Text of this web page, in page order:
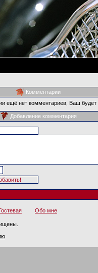
Комментарии
ещё нет комментариев, Ваш
Добавление комментария
Обо мне